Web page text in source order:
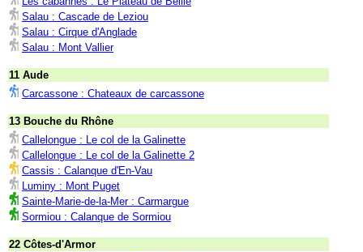
Salau : Cascade de Leziou
Salau : Cirque d'Anglade
Salau : Mont Vallier
11 Aude
Carcassone : Chateaux de carcassone
13 Bouche du Rhône
Callelongue : Le col de la Galinette
Callelongue : Le col de la Galinette 2
Cassis : Calanque d'En-Vau
Luminy : Mont Puget
Sainte-Marie-de-la-Mer : Carmargue
Sormiou : Calanque de Sormiou
22 Côtes-d'Armor